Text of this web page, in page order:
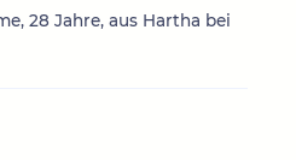
28 Jahre, aus Hartha bei